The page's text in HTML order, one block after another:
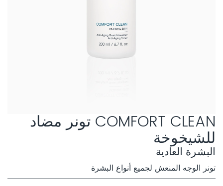
COMFORT CLEAN تونر مضاد
للشيخوخة
البشرة العادية
تونر الوجه المنعش لجميع أنواع البشرة